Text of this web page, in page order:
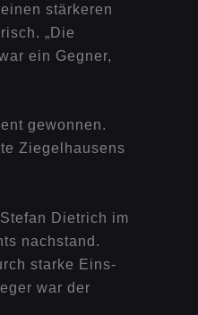
stärkeren
„Die
ein Gegner,
gewonnen.
Ziegelhausens
Dietrich im
nachstand.
starke Eins-
war der